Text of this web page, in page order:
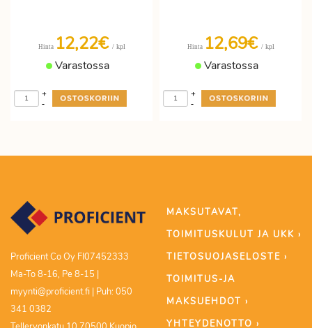
Hinta 12,22€ / kpl
Varastossa
-
+
Hinta 12,69€ / kpl
Varastossa
-
+
Proficient Co Oy FI07452333
Ma-To 8-16, Pe 8-15 |
myynti@proficient.fi | Puh: 050
341 0382
MAKSUTAVAT,
TOIMITUSKULUT JA UKK ›
TIETOSUOJASELOSTE ›
TOIMITUS-JA
MAKSUEHDOT ›
YHTEYDENOTTO ›